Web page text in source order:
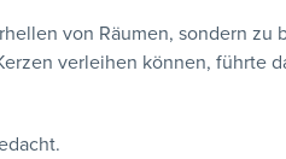
von Räumen, sondern zu
verleihen können, führte